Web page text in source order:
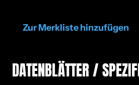
Zur Merkliste hinzufügen
DA­TEN­BLÄT­TER /